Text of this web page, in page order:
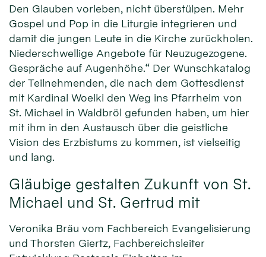
Den Glauben vorleben, nicht überstülpen. Mehr
Gospel und Pop in die Liturgie integrieren und
damit die jungen Leute in die Kirche zurückholen.
Niederschwellige Angebote für Neuzugezogene.
Gespräche auf Augenhöhe.“ Der Wunschkatalog
der Teilnehmenden, die nach dem Gottesdienst
mit Kardinal Woelki den Weg ins Pfarrheim von
St. Michael in Waldbröl gefunden haben, um hier
mit ihm in den Austausch über die geistliche
Vision des Erzbistums zu kommen, ist vielseitig
und lang.
Gläubige gestalten Zukunft von St.
Michael und St. Gertrud mit
Veronika Bräu vom Fachbereich Evangelisierung
und Thorsten Giertz, Fachbereichsleiter